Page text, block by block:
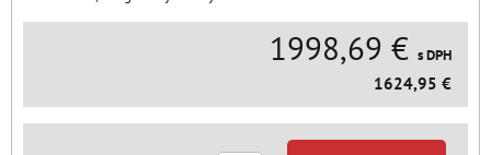
1998,69 € s DPH
1624,95 €